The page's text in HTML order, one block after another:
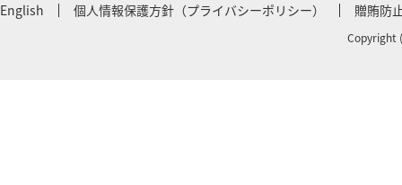
English 個人情報保護方針（プライバシーポリシー） 贈賄防
Copyright